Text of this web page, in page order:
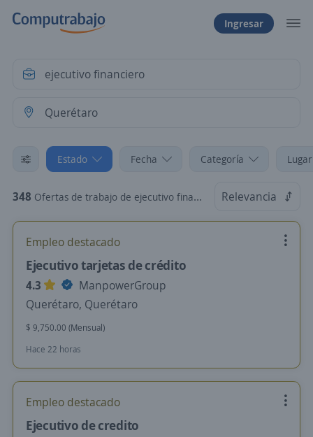
Ingresar
Estado Fecha Categoría
348 Ofertas de trabajo de ejecutivo financiero en Querétaro Relevancia
Empleo destacado
Ejecutivo tarjetas de crédito
4.3
ManpowerGroup
Querétaro, Querétaro
$ 9,750.00 (Mensual)
Hace 22 horas
Empleo destacado
Ejecutivo de credito